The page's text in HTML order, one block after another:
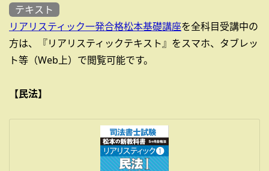
テキスト
リアリスティック一発合格松本基礎講座を全科目受講中の
方は、『リアリスティックテキスト』をスマホ、タブレッ
ト等（Web上）で閲覧可能です。
【民法】